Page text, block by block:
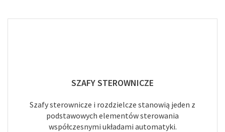
SZAFY STEROWNICZE
Szafy sterownicze i rozdzielcze stanowią jeden z
podstawowych elementów sterowania
współczesnymi układami automatyki.